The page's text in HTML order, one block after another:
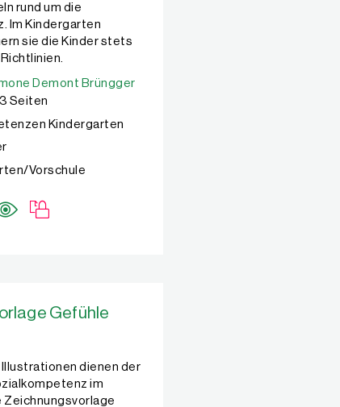
rund um die
Im Kindergarten
sie die Kinder stets
Demont Brüngger
Demont Brüngger
Seiten
Kindergarten
Vorschule
Gefühle
dienen der
im
Zeichnungsvorlage